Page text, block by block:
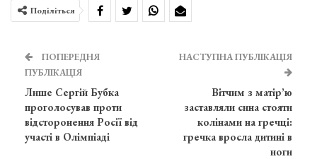
Поділіться
ПОПЕРЕДНЯ
ПУБЛІКАЦІЯ
Лише Сергій Бубка
проголосував проти
відсторонення Росії від
участі в Олімпіаді
НАСТУПНА ПУБЛІКАЦІЯ
Вітчим з матір’ю
заставляли сина стояти
колінами на гречці:
гречка вросла дитині в
ноги